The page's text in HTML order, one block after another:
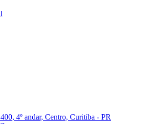
4º andar, Centro, Curitiba - PR